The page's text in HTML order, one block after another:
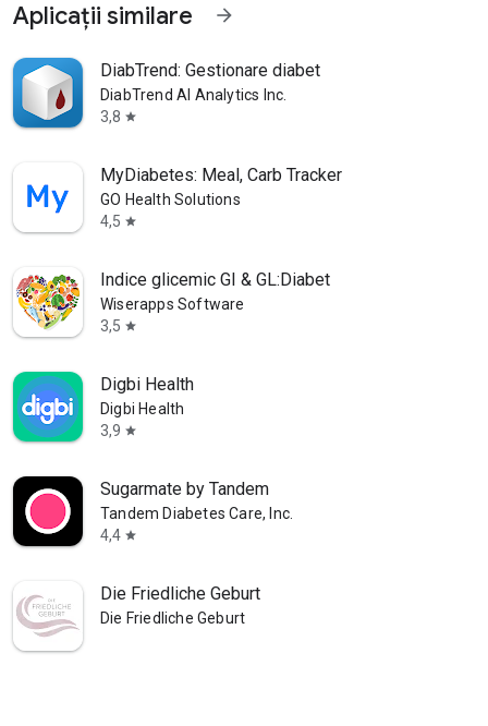
Aplicații similare arrow_forward
DiabTrend: Gestionare diabet
DiabTrend AI Analytics Inc.
3,8 star
MyDiabetes: Meal, Carb Tracker
GO Health Solutions
4,5 star
Indice glicemic GI & GL:Diabet
Wiserapps Software
3,5 star
Digbi Health
Digbi Health
3,9 star
Sugarmate by Tandem
Tandem Diabetes Care, Inc.
4,4 star
Die Friedliche Geburt
Die Friedliche Geburt